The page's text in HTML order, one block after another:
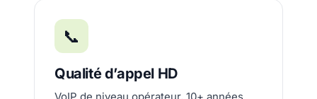
📞
Qualité d’appel HD